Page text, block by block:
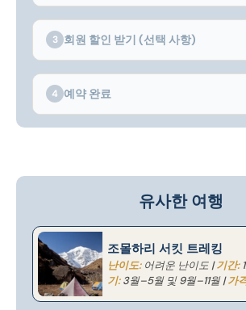
3 회원 할인 받기 (선택 사항)
4 예약 완료
유사한 여행
조몰하리 서킷 트레킹
난이도:어려운 난이도 |기간:
기:3월–5월 및 9월–11월 |가